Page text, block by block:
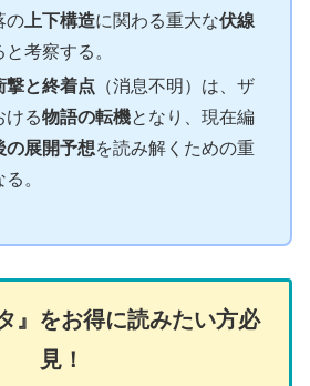
の 上下構造に関わる重大な伏線
考察する。
撃と終着点 （消息不明）は、ザ
ける物語の転機となり、現在編
の展開予想を読み解くための重
。
』をお得に読みたい方必
見！